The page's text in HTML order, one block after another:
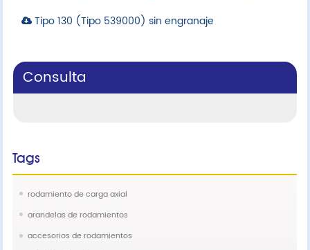
Tipo 130 (Tipo 539000) sin engranaje
Consulta
Tags
rodamiento de carga axial
arandelas de rodamientos
accesorios de rodamientos